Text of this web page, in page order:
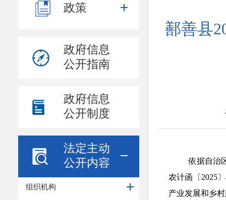
政策
政府信息
公开指南
政府信息
公开制度
法定主动
公开内容
组织机构
鄯善县
依据自治
农计函
〔 2025〕
产业发展和乡